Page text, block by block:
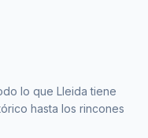
lo que Lleida tiene
hasta los rincones